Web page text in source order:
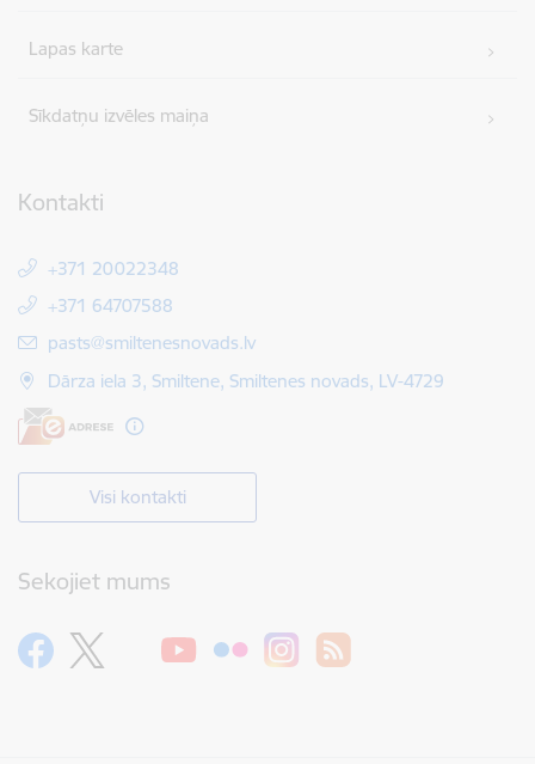
Lapas karte
Sīkdatņu izvēles maiņa
Kontakti
+371 20022348
+371 64707588
E-pasts:
pasts@smiltenesnovads.lv
Dārza iela 3, Smiltene, Smiltenes novads, LV-4729
Visi kontakti
Sekojiet mums